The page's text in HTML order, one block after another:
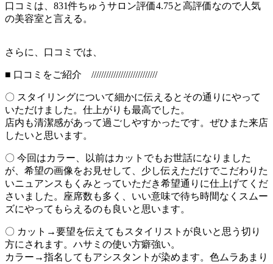
口コミは、831件ちゅうサロン評価4.75と高評価なので人気
の美容室と言える。
さらに、口コミでは、
■ 口コミをご紹介 ///////////////////////////
〇 スタイリングについて細かに伝えるとその通りにやって
いただけました。仕上がりも最高でした。
店内も清潔感があって過ごしやすかったです。ぜひまた来店
したいと思います。
〇 今回はカラー、以前はカットでもお世話になりました
が、希望の画像をお見せして、少し伝えただけでこだわりた
いニュアンスもくみとっていただき希望通りに仕上げてくだ
さいました。座席数も多く、いい意味で待ち時間なくスムー
ズにやってもらえるのも良いと思います。
〇 カット→要望を伝えてもスタイリストが良いと思う切り
方にされます。ハサミの使い方癖強い。
カラー→指名してもアシスタントが染めます。色ムラあまり